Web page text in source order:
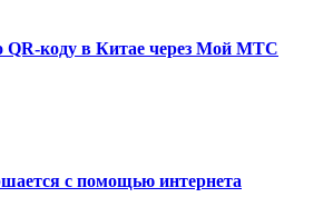
QR-коду в Китае через Мой МТС
с помощью интернета